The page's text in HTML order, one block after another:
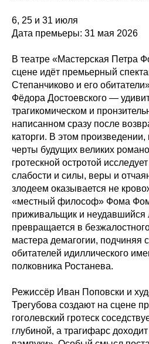
6, 25 и 31 июля
Дата премьеры: 31 мая 2026
В театре «Мастерская Петра
сцене идёт премьерный
Степанчиково и его
Фёдора Достоевского —
трагикомическом и
написанном сразу после
каторги. В этом
черты будущих великих
гротескной остротой
слабости и силы, веры и
злодеем оказывается не
«местный философ» Фома
приживальщик и неудавшийся
превращается в
мастера демагогии, подчиняя
обитателей идиллического
полковника Ростанева.
Режиссёр Иван Поповски и
Трегубова создают на сцене
гоголевский гротеск
глубиной, а трагифарс